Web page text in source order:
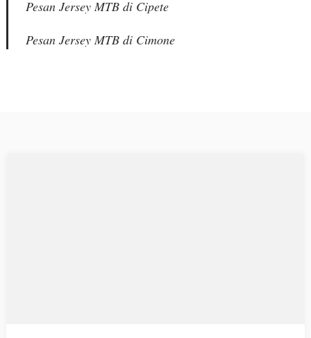
Pesan Jersey MTB di Cipete
Pesan Jersey MTB di Cimone